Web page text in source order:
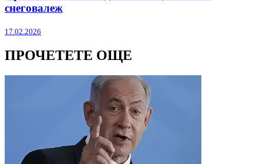
снеговалеж
17.02.2026
ПРОЧЕТЕТЕ ОЩЕ